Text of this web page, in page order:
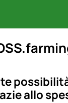
allo